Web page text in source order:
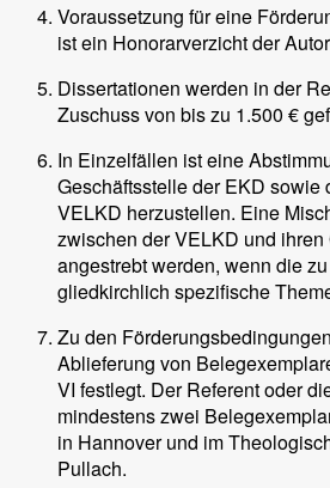
Voraussetzung für eine
ist ein Honorarverzicht der
Dissertationen werden in der
Zuschuss von bis zu 1.500 €
In Einzelfällen ist eine
Geschäftsstelle der EKD sowie
VELKD herzustellen. Eine
zwischen der VELKD und
angestrebt werden, wenn die
gliedkirchlich spezifische
Zu den
Ablieferung von
VI festlegt. Der Referent oder
mindestens zwei
in Hannover und im
Pullach.